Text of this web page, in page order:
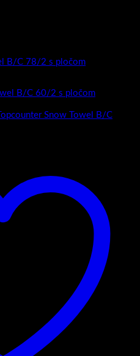
B/C 78/2 s pločom